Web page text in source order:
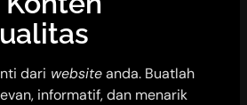
dari websiteanda. Buatlah
informatif, dan menarik